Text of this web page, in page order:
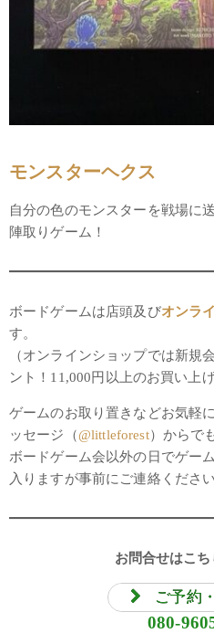
モンスターヘクス
自分の色のモンスターを戦場に
陣取りゲーム！
ボードゲームは店頭及びオンラ
す。
（オンラインショップでは新規
ント！11,000円以上のお買い上
ゲームのお取り置きなどお気軽
ッセージ（@littleforest）からで
ボードゲーム会以外の日でゲー
入りますが事前にご連絡ください
お問合せはこ
ご予約
080-